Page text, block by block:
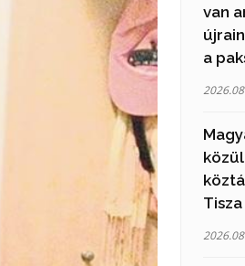
van
a
Tisza